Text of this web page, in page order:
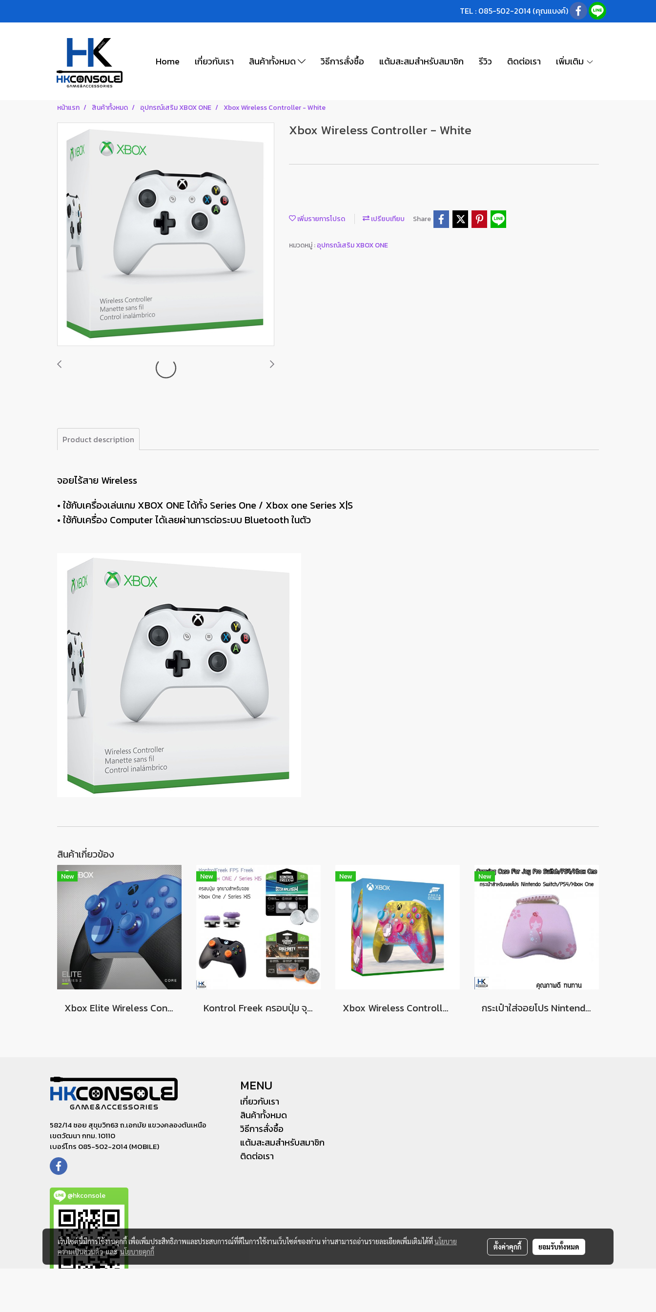
TEL : 085-502-2014 (คุณแบงค์)
Home เกี่ยวกับเรา สินค้าทั้งหมด วิธีการสั่งซื้อ แต้มสะสมสำหรับสมาชิก รีวิว ติดต่อเรา เพิ่มเติม
หน้าแรก สินค้าทั้งหมด อุปกรณ์เสริม XBOX ONE Xbox Wireless Controller - White
Xbox Wireless Controller - White
เพิ่มรายการโปรด เปรียบเทียบ Share
หมวดหมู่ :อุปกรณ์เสริม XBOX ONE
Product description
จอยไร้สาย Wireless
• ใช้กับเครื่องเล่นเกม XBOX ONE ได้ทั้ง Series One / Xbox one Series X|S
• ใช้กับเครื่อง Computer ได้เลยผ่านการต่อระบบ Bluetooth ในตัว
สินค้าเกี่ยวข้อง
New
Xbox Elite Wireless Controller Series 2 – Core (Blue)
New
Kontrol Freek ครอบปุ่ม จุกยาง ดีไซน์สุดเท่ สำหรับใส่ Analog จอย XBOX S|X / XBOX ONE สำหรับสาย FPS
New
Xbox Wireless Controller - Forza Horizon 5 Limited Edition
New
กระเป๋าใส่จอยโปร Nintendo Switch /PS4/ Xbox One พกพาสะดวก แข็งแรง คุณภาพดี Case Bag For Joypro Switch/PS4/ Xbox One
582/14 ซอย สุขุมวิท63 ถ.เอกมัย แขวงคลองตันเหนือ
เขตวัฒนา กทม. 10110
เบอร์โทร 085-502-2014 (MOBILE)
@hkconsole
MENU
เกี่ยวกับเรา
สินค้าทั้งหมด
วิธีการสั่งซื้อ
แต้มสะสมสำหรับสมาชิก
ติดต่อเรา
เว็บไซต์นี้มีการใช้งานคุกกี้ เพื่อเพิ่มประสิทธิภาพและประสบการณ์ที่ดีในการใช้งานเว็บไซต์ของท่าน ท่านสามารถอ่านรายละเอียดเพิ่มเติมได้ที่นโยบาย
ความเป็นส่วนตัวและนโยบายคุกกี้
ตั้งค่าคุกกี้ ยอมรับทั้งหมด